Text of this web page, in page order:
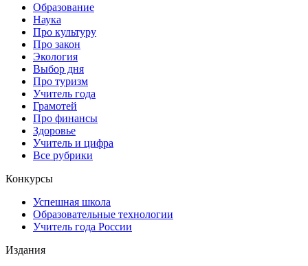
Образование
Наука
Про культуру
Про закон
Экология
Выбор дня
Про туризм
Учитель года
Грамотей
Про финансы
Здоровье
Учитель и цифра
Все рубрики
Конкурсы
Успешная школа
Образовательные технологии
Учитель года России
Издания